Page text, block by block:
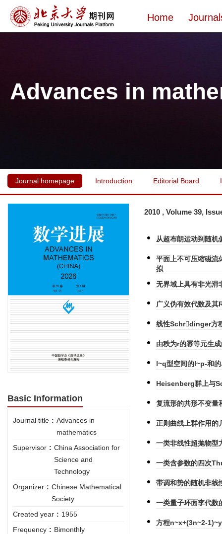
Home
Advances in
Journal homepage Introduction Editorial Board
Basic Information
Journal title : Advances in
mathematics
Supervisor : China Association for
Science and
Technology
Organizer : Chinese Mathematical
Society
Created year : 1955
Frequency : Bimonthly
2010 , Volume 39,
从超布朗运动到随机
平面上不可压缩磁流
拟
无界域上具有非光
广义伪有效代数及
线性Schrdinger方
由秩为r的幂等元生
l~q型空间的l~p-和
Heisenberg群上与
复流形的共形不变
正则曲线上群作用的
一类非线性超抛物型
一类含参数的四次
带调和势的随机非
一类量子环面李代数
方程n~x+(3n~2-